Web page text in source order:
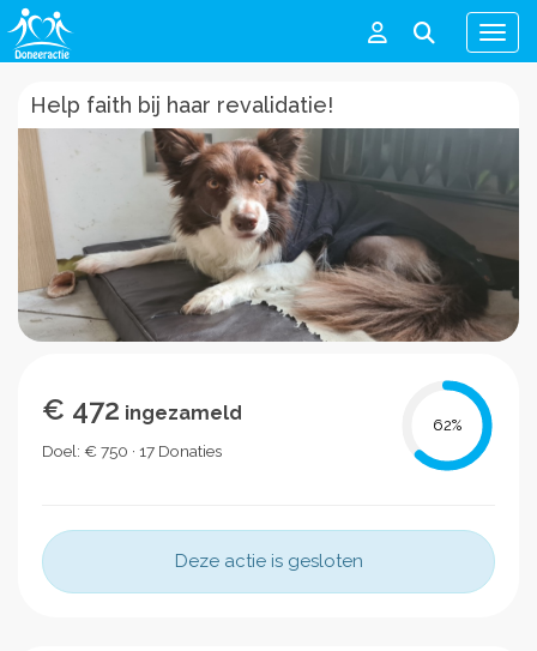
Menu
Help faith bij haar revalidatie!
€ 472 ingezameld
Doel: € 750 · 17 Donaties
62%
Deze actie is gesloten